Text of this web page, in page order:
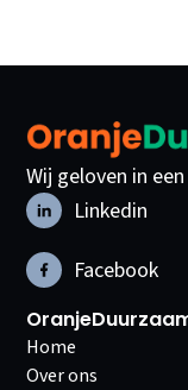
Wij geloven in
Linkedin
Facebook
Home
Over ons